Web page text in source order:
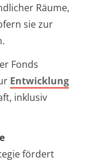
Räume,
sie zur
Fonds
Entwicklung
inklusiv
fördert